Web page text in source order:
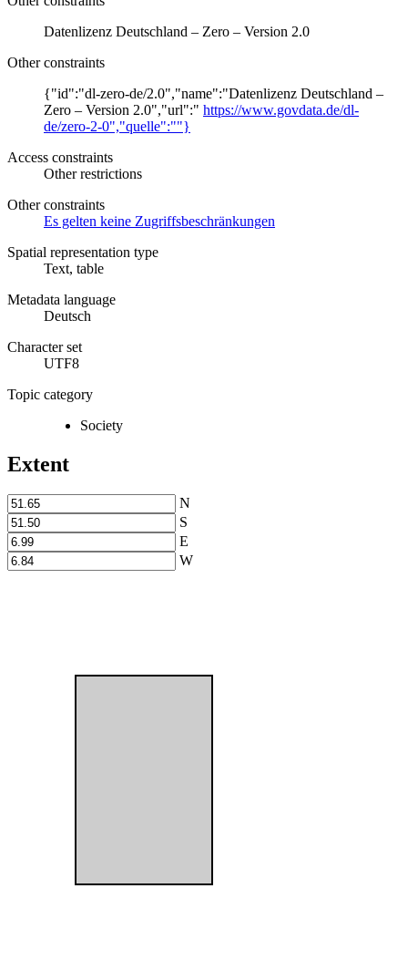
Datenlizenz Deutschland – Zero – Version 2.0
Other constraints
{"id":"dl-zero-de/2.0","name":"Datenlizenz Deutschland –
Zero – Version 2.0","url":" https://www.govdata.de/dl-
de/zero-2-0","quelle":""}
Access constraints
Other restrictions
Other constraints
Es gelten keine Zugriffsbeschränkungen
Spatial representation type
Text, table
Metadata language
Deutsch
Character set
UTF8
Topic category
Society
Extent
N
S
E
W